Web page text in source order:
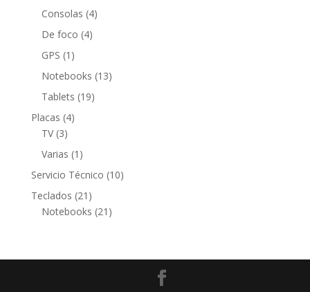
productos
Consolas 44
De foco 44
GPS 1 1
producto
Notebooks 1313
Tablets 1919
Placas 44
TV 33
productos
Varias 1 1
producto
Servicio Técnico 1010
Teclados 21 21
productos
Notebooks 21 21